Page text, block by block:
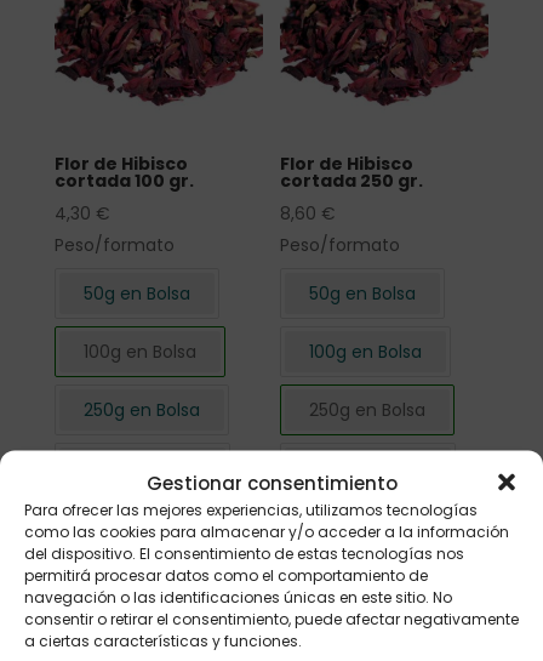
Gestionar consentimiento
Para ofrecer las mejores experiencias, utilizamos tecnologías
como las cookies para almacenar y/o acceder a la información
del dispositivo. El consentimiento de estas tecnologías nos
permitirá procesar datos como el comportamiento de
navegación o las identificaciones únicas en este sitio. No
consentir o retirar el consentimiento, puede afectar negativamente
a ciertas características y funciones.
Flor de Hibisco
cortada 100 gr.
4,30 €
Peso/formato
50g en Bolsa
100g en Bolsa
250g en Bolsa
1kg en Bolsa
Flor de Hibisco
cortada 250 gr.
8,60 €
Peso/formato
50g en Bolsa
100g en Bolsa
250g en Bolsa
1kg en Bolsa